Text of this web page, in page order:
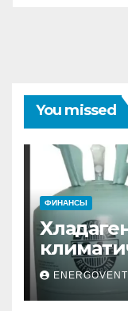
You missed
ФИНАНСЫ
выбрать
Санкт-